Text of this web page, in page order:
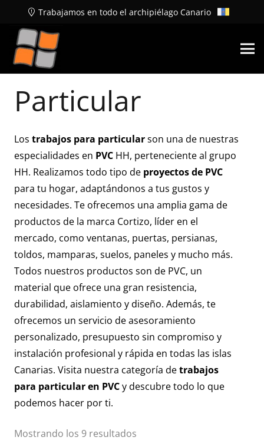
Trabajamos en todo el archipiélago Canario
Particular
Los trabajos para particularson una de nuestras
especialidades en PVC HH, perteneciente al grupo
HH. Realizamos todo tipo de proyectos de PVC
para tu hogar, adaptándonos a tus gustos y
necesidades. Te ofrecemos una amplia gama de
productos de la marca Cortizo, líder en el
mercado, como ventanas, puertas, persianas,
toldos, mamparas, suelos, paneles y mucho más.
Todos nuestros productos son de PVC, un
material que ofrece una gran resistencia,
durabilidad, aislamiento y diseño. Además, te
ofrecemos un servicio de asesoramiento
personalizado, presupuesto sin compromiso y
instalación profesional y rápida en todas las islas
Canarias. Visita nuestra categoría detrabajos
para particular en PVCy descubre todo lo que
podemos hacer por ti.
Mostrando los 9 resultados